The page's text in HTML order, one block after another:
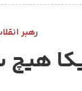
رهبر